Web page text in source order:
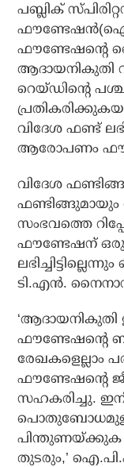
പബ്ലിക്
ഫൗണ്ടേഷന്റെ
ആദായനികുതി
റെയ്ഡിന്റെ
വിദേശ ഫണ്ട്
ആരോപണം
വിദേശ
ഫണ്ടിങ്ങുമായും
സംഭവത്തെ
ഫൗണ്ടേഷന് ഒരു
ടി.എന്‍.
‘ആദായനികുതി
ഫൗണ്ടേഷന്റെ
രേഖകളെല്ലാം
ഫൗണ്ടേഷന്റെ
സഹകരിച്ചു.
പിന്തുണയ്ക്കുക
തുടരും,’